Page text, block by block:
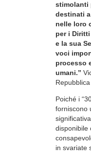
stimolanti
destinati
nelle loro
per i
e la sua
voci
processo
umani.”
Poiché i
forniscono
disponibile
in svariate